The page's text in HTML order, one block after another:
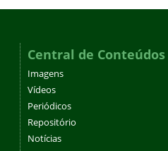
Central de Conteúdos
Imagens
Vídeos
Periódicos
Repositório
Notícias